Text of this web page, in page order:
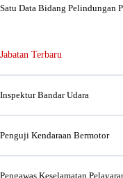
Satu Data Bidang Pelindungan
Jabatan Terbaru
Inspektur Bandar Udara
Penguji Kendaraan Bermotor
Pengawas Keselamatan